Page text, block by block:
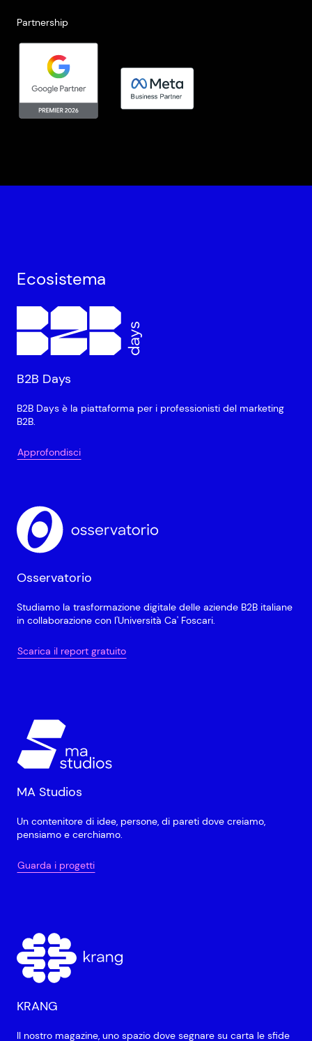
Partnership
Ecosistema
B2B Days
B2B Days è la piattaforma per i professionisti del marketing
B2B.
Approfondisci
Osservatorio
Studiamo la trasformazione digitale delle aziende B2B italiane
in collaborazione con l'Università Ca' Foscari.
Scarica il report gratuito
MA Studios
Un contenitore di idee, persone, di pareti dove creiamo,
pensiamo e cerchiamo.
Guarda i progetti
KRANG
Il nostro magazine, uno spazio dove segnare su carta le sfide